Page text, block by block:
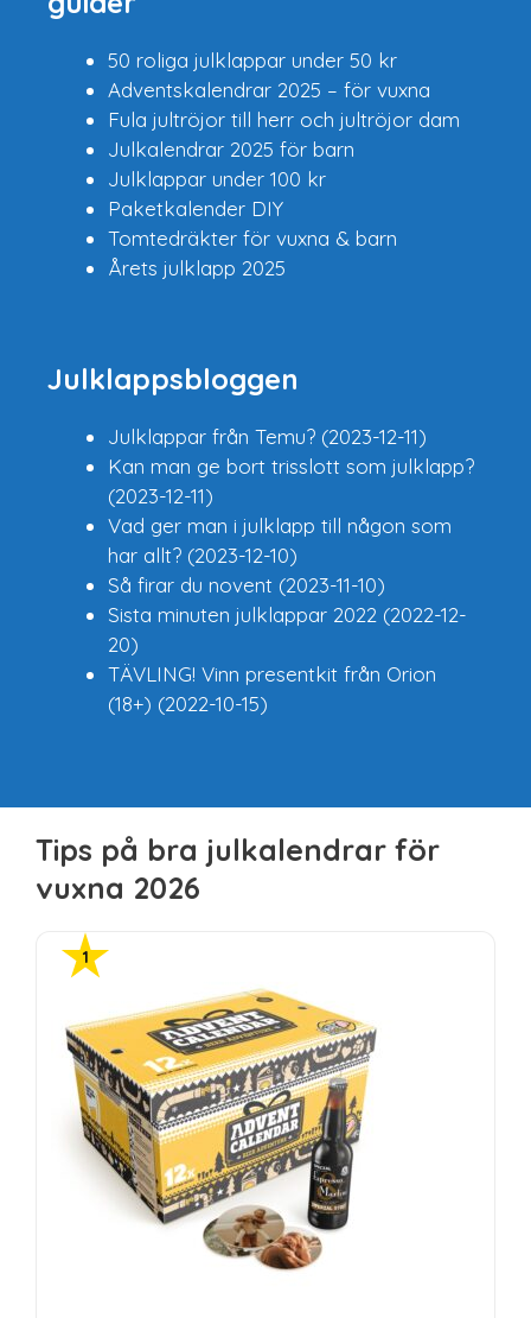
50 roliga julklappar under 50 kr
Adventskalendrar 2025 – för vuxna
Fula jultröjor till herr och jultröjor dam
Julkalendrar 2025 för barn
Julklappar under 100 kr
Paketkalender DIY
Tomtedräkter för vuxna & barn
Årets julklapp 2025
Julklappsbloggen
Julklappar från Temu? (2023-12-11)
Kan man ge bort trisslott som julklapp?
(2023-12-11)
Vad ger man i julklapp till någon som
har allt? (2023-12-10)
Så firar du novent (2023-11-10)
Sista minuten julklappar 2022 (2022-12-
20)
TÄVLING! Vinn presentkit från Orion
(18+) (2022-10-15)
Tips på bra julkalendrar för
vuxna 2026